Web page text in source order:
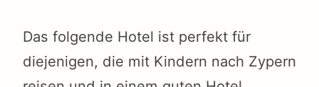
Das folgende Hotel ist perfekt für
diejenigen, die mit Kindern nach Zypern